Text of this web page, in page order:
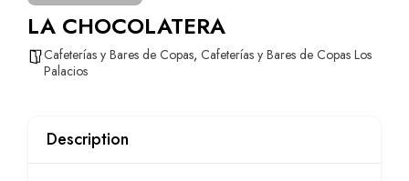
LA CHOCOLATERA
Cafeterías y Bares de Copas, Cafeterías y Bares de Copas Los
Palacios
Description